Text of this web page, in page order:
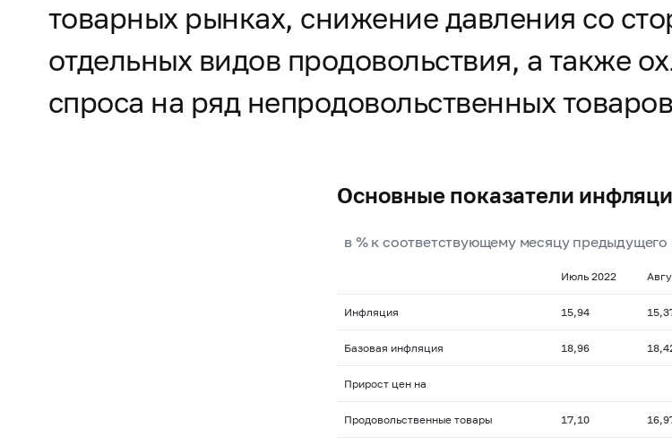
товарных рынках, снижение давления со
отдельных видов продовольствия, а также
спроса на ряд непродовольственных
Основные показатели
в % к соответствующему месяцу предыдущего
Июль 2022
Инфляция 15,94
Базовая инфляция 18,96
Прирост цен на
Продовольственные товары 17,10